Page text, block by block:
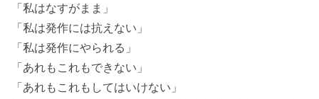
「私はなすがまま」
「私は発作には抗えない」
「私は発作にやられる」
「あれもこれもできない」
「あれもこれもしてはいけない」